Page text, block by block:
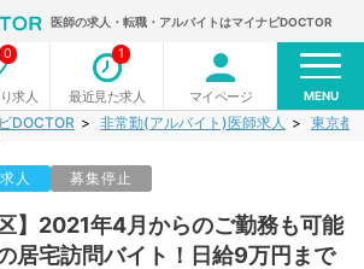
医師の求人・転職・アルバイトはマイナビDOCTOR
求人
0
最近見た求人
1
マイページ MENU
DOCTOR 非常勤(アルバイト)医師求人 東京都
人 募集停止
】2021年4月からのご勤務も可能
居宅訪問バイト！日給9万円まで